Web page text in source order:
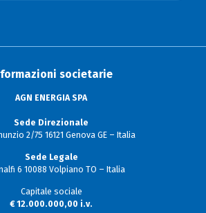
societarie
AGN ENERGIA SPA
Sede Direzionale
2/75 16121 Genova GE – Italia
Sede Legale
6 10088 Volpiano TO – Italia
Capitale sociale
€ 12.000.000,00 i.v.